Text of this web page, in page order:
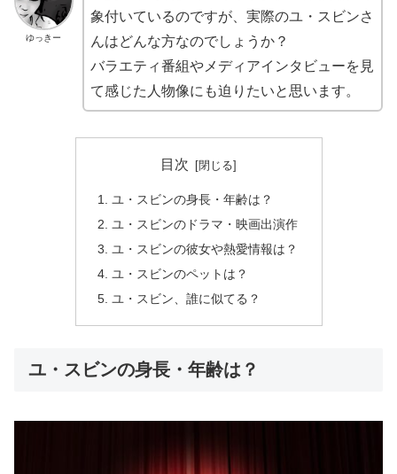
ゆっきー
象付いているのですが、実際のユ・スビンさ
んはどんな方なのでしょうか？
バラエティ番組やメディアインタビューを見
て感じた人物像にも迫りたいと思います。
目次
ユ・スビンの身長・年齢は？
ユ・スビンのドラマ・映画出演作
ユ・スビンの彼女や熱愛情報は？
ユ・スビンのペットは？
ユ・スビン、誰に似てる？
ユ・スビンの身長・年齢は？